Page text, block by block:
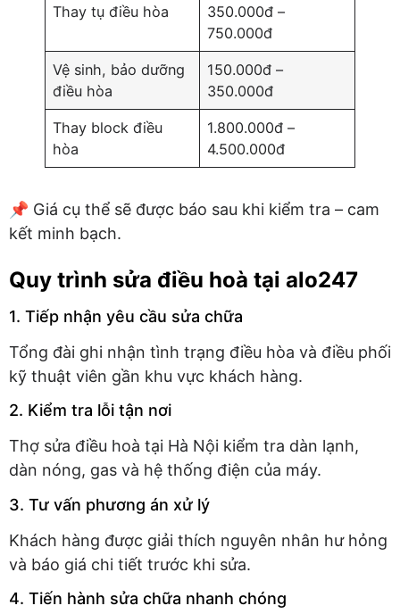
Thay tụ điều hòa
350.000đ –
750.000đ
Vệ sinh, bảo dưỡng
điều hòa
150.000đ –
350.000đ
Thay block điều
hòa
1.800.000đ –
4.500.000đ
📌 Giá cụ thể sẽ được báo sau khi kiểm tra – cam
kết minh bạch.
Quy trình sửa điều hoà tại alo247
1. Tiếp nhận yêu cầu sửa chữa
Tổng đài ghi nhận tình trạng điều hòa và điều phối
kỹ thuật viên gần khu vực khách hàng.
2. Kiểm tra lỗi tận nơi
Thợ sửa điều hoà tại Hà Nội kiểm tra dàn lạnh,
dàn nóng, gas và hệ thống điện của máy.
3. Tư vấn phương án xử lý
Khách hàng được giải thích nguyên nhân hư hỏng
và báo giá chi tiết trước khi sửa.
4. Tiến hành sửa chữa nhanh chóng